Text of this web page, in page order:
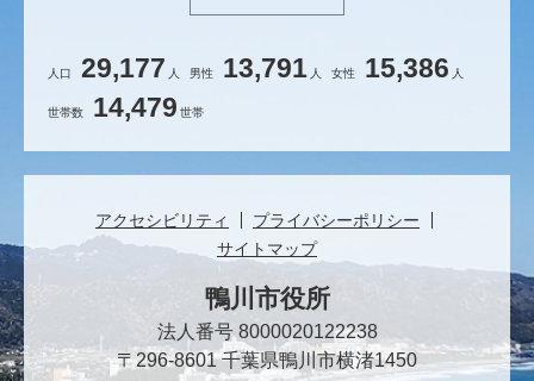
人口 29,177 人 男性 13,791 人 女性 15,386 人
世帯数 14,479 世帯
アクセシビリティ
プライバシーポリシー
サイトマップ
鴨川市役所
法人番号 8000020122238
〒296-8601 千葉県鴨川市横渚1450